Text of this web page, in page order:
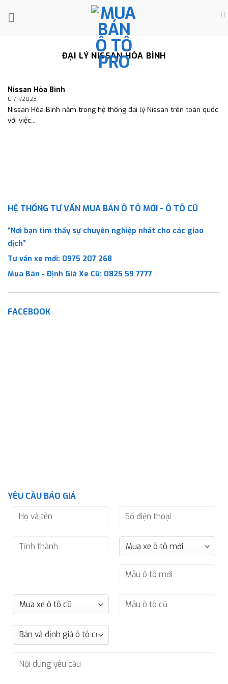
ĐẠI LÝ NISSAN HÒA BÌNH
Nissan Hòa Bình
01/11/2023
Nissan Hòa Bình nằm trong hệ thống đại lý Nissan trên toàn quốc
với việc...
HỆ THỐNG TƯ VẤN MUA BÁN Ô TÔ MỚI - Ô TÔ CŨ
“Nơi bạn tìm thấy sự chuyên nghiệp nhất cho các giao
dịch”
Tư vấn xe mới: 0975 207 268
Mua Bán - Định Giá Xe Cũ: 0825 59 7777
FACEBOOK
YÊU CẦU BÁO GIÁ